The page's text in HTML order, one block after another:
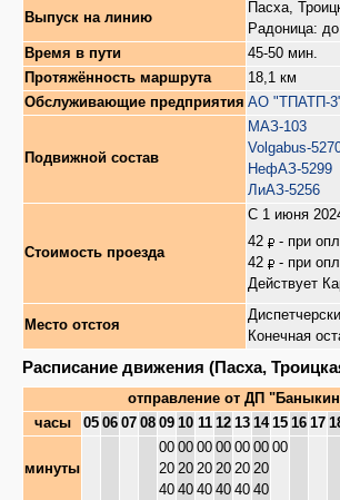
Выпуск на линию
Пасха,
Радоница:
Время в пути
45-50 мин.
Протяжённость маршрута
18,1 км
Обслуживающие предприятия АО "ТПАТП-
Подвижной состав
МАЗ-103
Volgabus-
НефАЗ-5299
ЛиАЗ-5256
Стоимость проезда
С 1 июня
42
- при
42
- при
Действует
Место отстоя
Конечная
Расписание движения (Пасха,
отправление от ДП
часы
05 06 07 08 09 10 11 12 13 14 15 16 17
минуты
00
20
40
00
20
40
00
20
40
00
20
40
00
20
40
00
20
40
00